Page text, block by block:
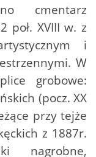
cmentarz
poł. XVIII w. z
i
W
grobowe:
(pocz. XX
przy tejże
z 1887r.
nagrobne,